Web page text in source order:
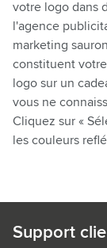
votre logo dans
l'agence
marketing
constituent
logo sur un
vous ne
Cliquez sur «
les couleurs
Support